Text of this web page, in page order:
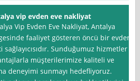
vip evden eve nakliyat
Vip Evden Eve Nakliyat, Antalya
faaliyet gösteren öncü bir evden
Sunduğumuz hizmetler
müşterilerimize kaliteli ve
deneyimi sunmayı hedefliyoruz.